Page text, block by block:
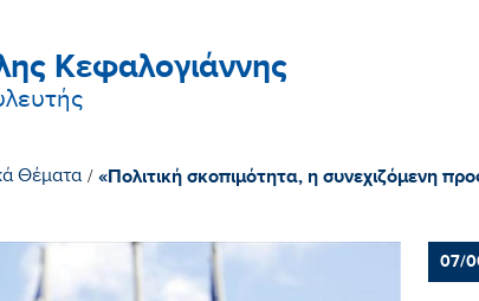
Κεφαλογιάννης
Θέματα / «Πολιτική σκοπιμότητα, η συνεχιζόμενη
07/